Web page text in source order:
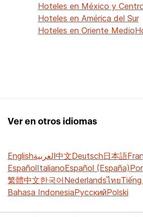
Hoteles en México y
Hoteles en América del Sur
Hoteles en Oriente Medio
Ver en otros idiomas
Englishالعربية中文Deutsch日本語
EspañolItalianoEspañol (España)
繁體中文한국어Nederlandsไทย
Bahasa IndonesiaРусскийPolski